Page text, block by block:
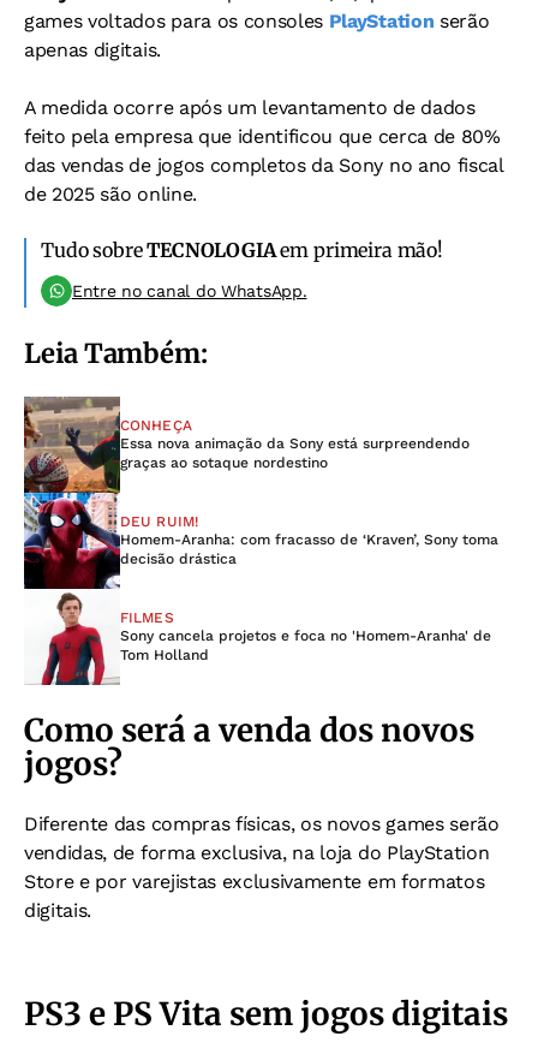
games voltados para os consoles PlayStation serão
apenas digitais.
A medida ocorre após um levantamento de dados
feito pela empresa que identificou que cerca de 80%
das vendas de jogos completos da Sony no ano fiscal
de 2025 são online.
Tudo sobreTECNOLOGIAem primeira mão!
Entre no canal do WhatsApp.
Leia Também:
CONHEÇA
Essa nova animação da Sony está surpreendendo
graças ao sotaque nordestino
DEU RUIM!
Homem-Aranha: com fracasso de ‘Kraven’, Sony toma
decisão drástica
FILMES
Sony cancela projetos e foca no 'Homem-Aranha' de
Tom Holland
Como será a venda dos novos
jogos?
Diferente das compras físicas, os novos games serão
vendidas, de forma exclusiva, na loja do PlayStation
Store e por varejistas exclusivamente em formatos
digitais.
PS3 e PS Vita sem jogos digitais